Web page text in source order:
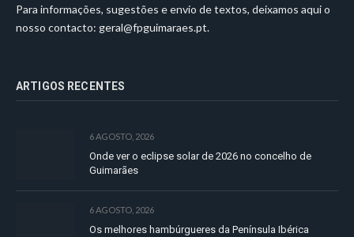
Para informações, sugestões e envio de textos, deixamos aqui o
nosso contacto: geral@fpguimaraes.pt.
ARTIGOS RECENTES
6 AGOSTO, 2026
Onde ver o eclipse solar de 2026 no concelho de
Guimarães
6 AGOSTO, 2026
Os melhores hambúrgueres da Península Ibérica